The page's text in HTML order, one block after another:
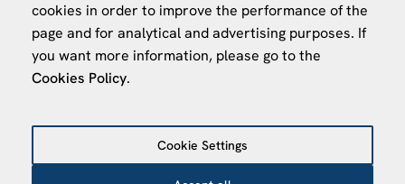
cookies in order to improve the performance of the
page and for analytical and advertising purposes. If
you want more information, please go to the
Cookies Policy.
Cookie Settings